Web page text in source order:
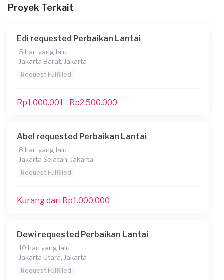
Berapa budget total untuk layanan ini?
File
Proyek Terkait
Edi requested Perbaikan Lantai
5 hari yang lalu
Jakarta Barat, Jakarta
Request Fulfilled
Rp1.000.001 - Rp2.500.000
Abel requested Perbaikan Lantai
8 hari yang lalu
Jakarta Selatan, Jakarta
Request Fulfilled
Kurang dari Rp1.000.000
Dewi requested Perbaikan Lantai
10 hari yang lalu
Jakarta Utara, Jakarta
Request Fulfilled